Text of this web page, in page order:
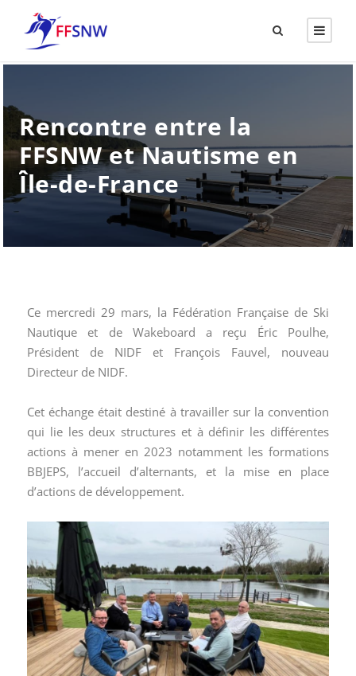
Rencontre entre la
FFSNW et Nautisme en
Île-de-France
Ce mercredi 29 mars, la Fédération Française de Ski
Nautique et de Wakeboard a reçu Éric Poulhe,
Président de NIDF et François Fauvel, nouveau
Directeur de NIDF.
Cet échange était destiné à travailler sur la convention
qui lie les deux structures et à définir les différentes
actions à mener en 2023 notamment les formations
BBJEPS, l’accueil d’alternants, et la mise en place
d’actions de développement.